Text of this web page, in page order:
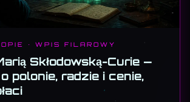
· WPIS FILAROWY
Skłodowską-Curie —
polonie, radzie i cenie,